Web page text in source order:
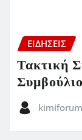
ΕΙΔΗΣΕΙΣ
Τακτική
kimiforum